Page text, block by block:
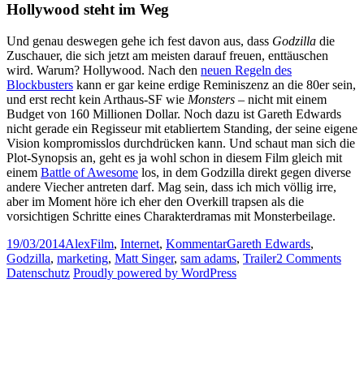
Hollywood steht im Weg
Und genau deswegen gehe ich fest davon aus, dass Godzilla die
Zuschauer, die sich jetzt am meisten darauf freuen, enttäuschen
wird. Warum? Hollywood. Nach den neuen Regeln des
Blockbusters kann er gar keine erdige Reminiszenz an die 80er sein,
und erst recht kein Arthaus-SF wie Monsters – nicht mit einem
Budget von 160 Millionen Dollar. Noch dazu ist Gareth Edwards
nicht gerade ein Regisseur mit etabliertem Standing, der seine eigene
Vision kompromisslos durchdrücken kann. Und schaut man sich die
Plot-Synopsis an, geht es ja wohl schon in diesem Film gleich mit
einem Battle of Awesome los, in dem Godzilla direkt gegen diverse
andere Viecher antreten darf. Mag sein, dass ich mich völlig irre,
aber im Moment höre ich eher den Overkill trapsen als die
vorsichtigen Schritte eines Charakterdramas mit Monsterbeilage.
Posted
on
19/03/2014Author
AlexCategories
Film, Internet, KommentarTags
Gareth Edwards,
Godzilla, marketing, Matt Singer, sam adams, Trailer2 Commentson
Datenschutz Proudly powered by WordPress